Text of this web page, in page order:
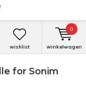
wishlist winkelwagen
0
for Sonim